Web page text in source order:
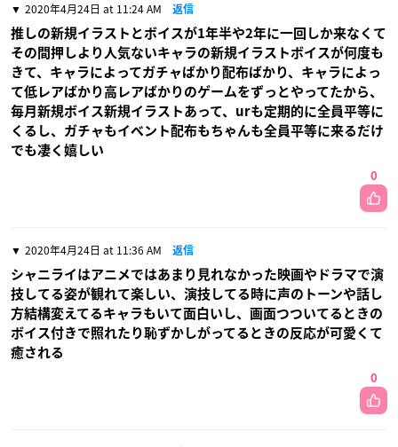
2020年4月24日 at 11:24 AM 返信
推しの新規イラストとボイスが1年半や2年に一回しか来なくて
その間押しより人気ないキャラの新規イラストボイスが何度も
きて、キャラによってガチャばかり配布ばかり、キャラによっ
て低レアばかり高レアばかりのゲームをずっとやってたから、
毎月新規ボイス新規イラストあって、urも定期的に全員平等に
くるし、ガチャもイベント配布もちゃんも全員平等に来るだけ
でも凄く嬉しい
0
2020年4月24日 at 11:36 AM 返信
シャニライはアニメではあまり見れなかった映画やドラマで演
技してる姿が観れて楽しい、演技してる時に声のトーンや話し
方結構変えてるキャラもいて面白いし、画面つついてるときの
ボイス付きで照れたり恥ずかしがってるときの反応が可愛くて
癒される
0